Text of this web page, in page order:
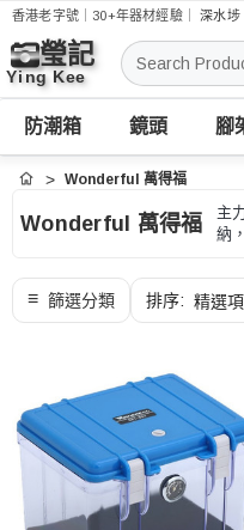
香港老字號｜30+年器材經驗｜深水埗
搜
索
防潮箱 鏡頭 腳
首頁 Wonderful 萬得福
Wonderful 萬得福
主
納
可
途